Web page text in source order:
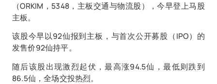
（ORKIM，5348，主板交通与物流股），今早登上马股
主板。
该股今早以92仙报到主板，与首次公开募股（IPO）的
发售价92仙持平。
随后该股出现激烈起伏，最高涨94.5仙，最低则跌到
86.5仙，全场交投热烈。